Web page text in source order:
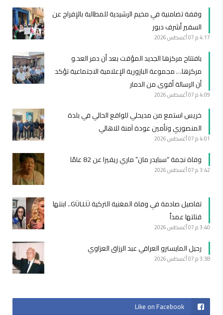
وقفة تضامنية في مخيم الرشيدية للمطالبة بالإفراج عن
السفير أشرف دبور
4:17 م 07 أغسطس 2026
بافتتاح مركزها الجديد المؤقت بعد أن دمر العد.و
مركزها… مجموعة البازورية الإعلامية الاجتماعية تؤكد
أن الرسالة أقوى من الدمار
4:09 م 07 أغسطس 2026
خريس استمع من مديحلي للواقع الحالي في بلدة
المنصوري وتأمين عودة آمنة للاهالي
4:01 م 07 أغسطس 2026
وفاة نجمة “سبايدر مان” ماري ريفيرا عن 82 عامًا
3:42 م 07 أغسطس 2026
تفاصيل صادمة في وفاة المغنية التركية GÜLLÜ.. ابنتها
قتلتها عمداً
3:40 م 07 أغسطس 2026
رحيل المايسترو العراقي عبد الرزاق العزاوي
3:38 م 07 أغسطس 2026
Like on Facebook